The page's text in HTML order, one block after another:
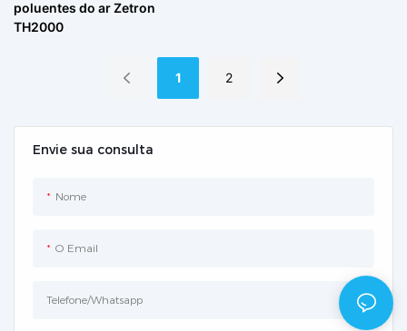
Envie sua consulta
Nome
O Email
Telefone/whatsapp
poluentes do ar Zetron
TH2000
1 2